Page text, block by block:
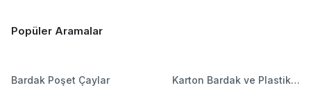
Popüler Aramalar
Bardak Poşet Çaylar
Karton Bardak ve Plastik